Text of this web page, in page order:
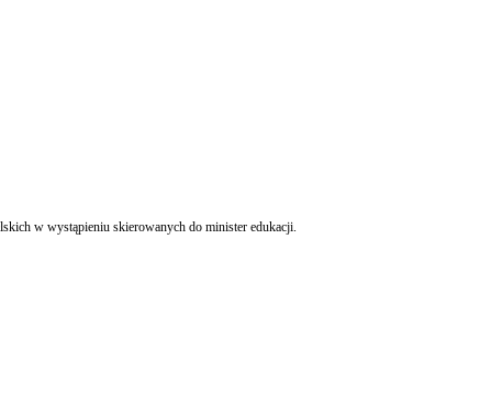
w wystąpieniu skierowanych do minister edukacji.